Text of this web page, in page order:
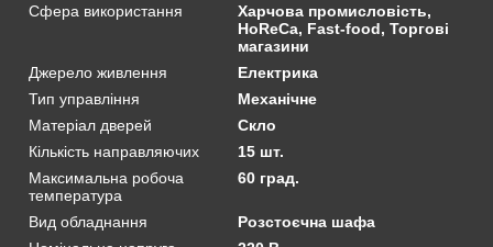
Сфера використання
Харчова промисловість,
HoReCa, Fast-food, Торгові
магазини
Джерело живлення
Електрика
Тип управління
Механічне
Матеріал дверей
Скло
Кількість направляючих
15 шт.
Максимальна робоча
температура
60 град.
Вид обладнання
Розстоєчна шафа